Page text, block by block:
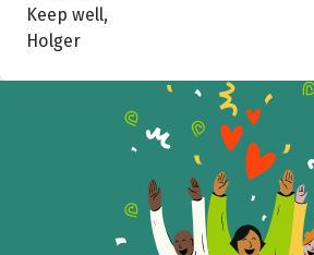
Keep well,
Holger